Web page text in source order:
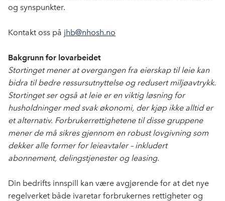
og synspunkter.
Kontakt oss på jhb@nhosh.no
Bakgrunn for lovarbeidet
Stortinget mener at overgangen fra eierskap til leie kan
bidra til bedre ressursutnyttelse og redusert miljøavtrykk.
Stortinget ser også at leie er en viktig løsning for
husholdninger med svak økonomi, der kjøp ikke alltid er
et alternativ. Forbrukerrettighetene til disse gruppene
mener de må sikres gjennom en robust lovgivning som
dekker alle former for leieavtaler – inkludert
abonnement, delingstjenester og leasing.
Din bedrifts innspill kan være avgjørende for at det nye
regelverket både ivaretar forbrukernes rettigheter og